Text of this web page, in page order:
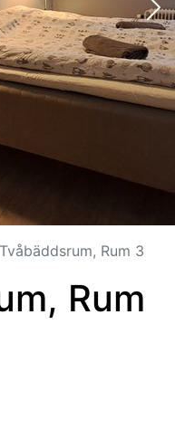
Tvåbäddsrum, Rum 3
Rum